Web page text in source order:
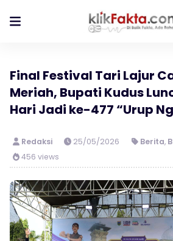
Final Festival Tari Lajur
Meriah, Bupati Kudus
Hari Jadi ke-477 “Urup
Redaksi 25/05/2026 Berita,
456 views